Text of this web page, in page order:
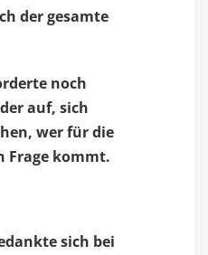
der gesamte
noch
auf, sich
wer für die
Frage kommt.
sich bei